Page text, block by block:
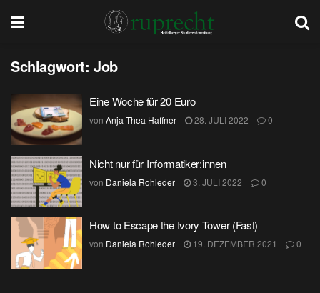
Schlagwort:Job
Eine Woche für 20 Euro
von Anja Thea Haffner 28. JULI 2022 0
Nicht nur für Informatiker:innen
von Daniela Rohleder 3. JULI 2022 0
How to Escape the Ivory Tower (Fast)
von Daniela Rohleder 19. DEZEMBER 2021 0